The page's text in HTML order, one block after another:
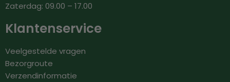
Zaterdag: 09.00 – 17.00
Klantenservice
Veelgestelde vragen
Bezorgroute
Verzendinformatie